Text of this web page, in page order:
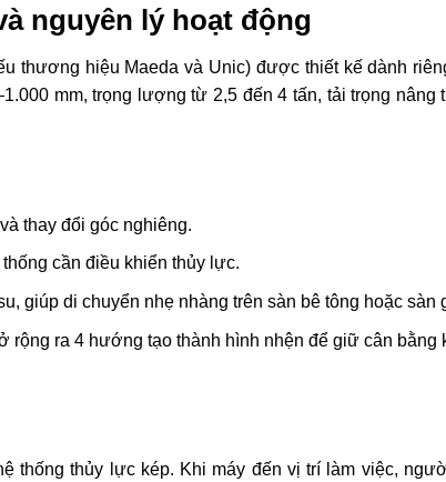
nguyên lý hoạt động
thương hiệu Maeda và Unic) được thiết kế dành
mm, trọng lượng từ 2,5 đến 4 tấn, tải trọng nâng
thay đổi góc nghiêng.
cần điều khiển thủy lực.
giúp di chuyển nhẹ nhàng trên sàn bê tông hoặc sàn
rộng ra 4 hướng tạo thành hình nhện để giữ cân bằng
thống thủy lực kép. Khi máy đến vị trí làm việc,